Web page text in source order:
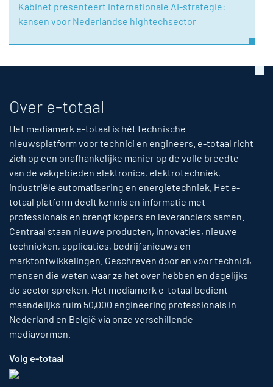
Kabinet presenteert internationale AI-strategie:
kansen voor Nederlandse hightechsector
Over e-totaal
Het mediamerk e-totaal is hét technische
nieuwsplatform voor technici en engineers. e-totaal richt
zich op een onafhankelijke manier op de volle breedte
van de vakgebieden elektronica, elektrotechniek,
industriële automatisering en energietechniek. Het e-
totaal platform deelt kennis en informatie met
professionals en brengt kopers en leveranciers samen.
Centraal staan nieuwe producten, innovaties, nieuwe
technieken, applicaties, bedrijfsnieuws en
marktontwikkelingen. Geschreven door en voor technici,
mensen die weten waar ze het over hebben en dagelijks
de sector spreken. Het mediamerk e-totaal bedient
maandelijks ruim 50,000 engineering professionals in
Nederland en België via onze verschillende
mediavormen.
Volg e-totaal